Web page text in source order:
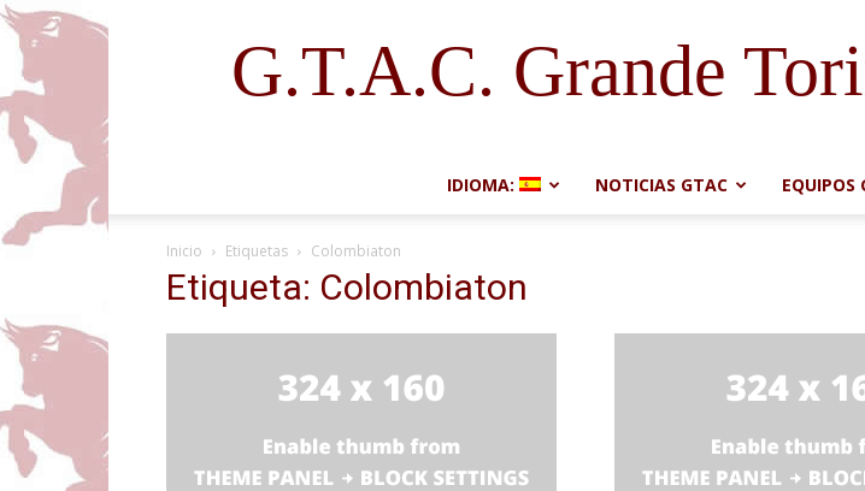
G.T.A.C. Grande
IDIOMA: NOTICIAS GTAC EQUIPOS
Inicio Etiquetas Colombiaton
Etiqueta: Colombiaton